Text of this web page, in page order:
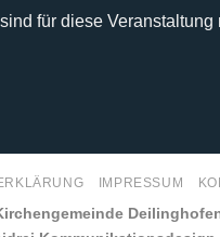
für diese Veranstaltung
IMPRESSUM